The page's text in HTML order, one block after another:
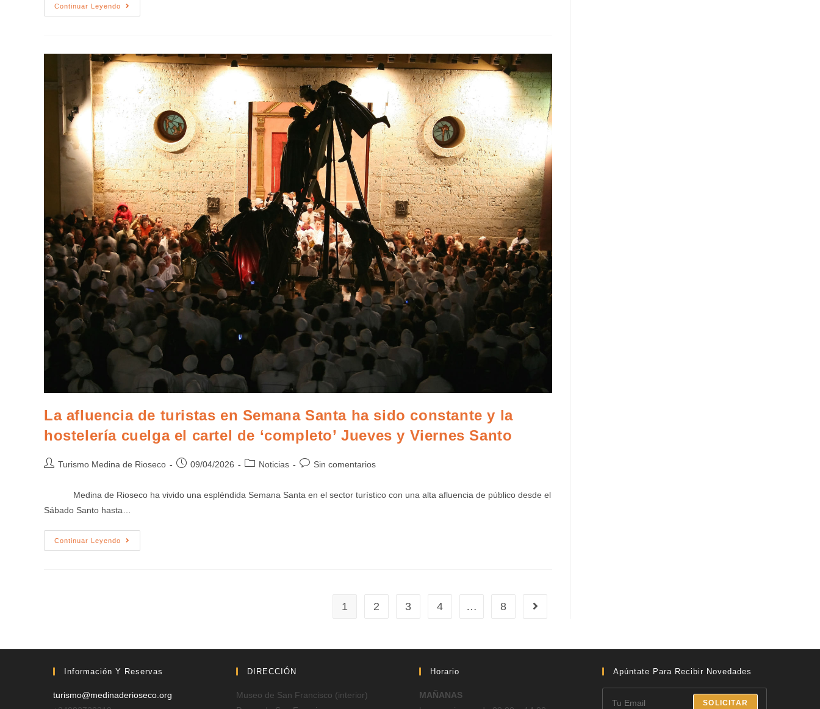
Continuar Leyendo
La afluencia de turistas en Semana Santa ha sido constante y la
hostelería cuelga el cartel de ‘completo’ Jueves y Viernes Santo
Turismo Medina de Rioseco 09/04/2026 Noticias Sin comentarios
Medina de Rioseco ha vivido una espléndida Semana Santa en el sector turístico con una alta afluencia de público desde el
Sábado Santo hasta…
Continuar Leyendo
1 2 3 4 … 8
Información Y Reservas
turismo@medinaderioseco.org
DIRECCIÓN
Museo de San Francisco (interior)
Horario
MAÑANAS
Apúntate Para Recibir Novedades
SOLICITAR